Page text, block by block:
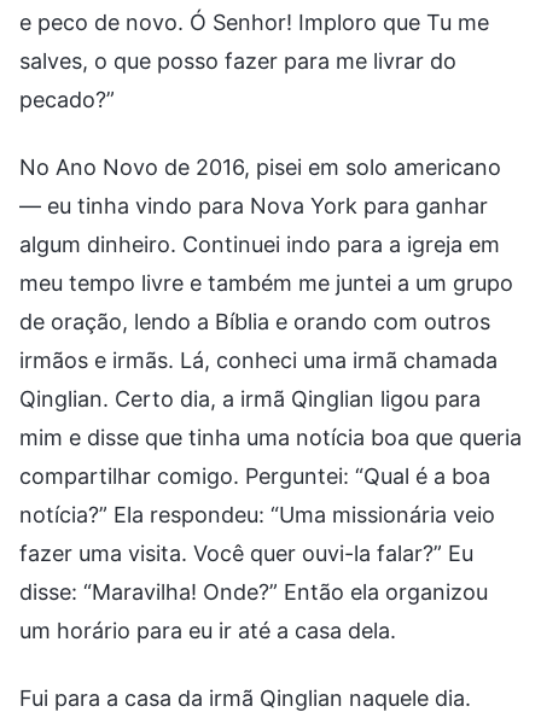
e peco de novo. Ó Senhor! Imploro que Tu me
salves, o que posso fazer para me livrar do
pecado?”
No Ano Novo de 2016, pisei em solo americano
— eu tinha vindo para Nova York para ganhar
algum dinheiro. Continuei indo para a igreja em
meu tempo livre e também me juntei a um grupo
de oração, lendo a Bíblia e orando com outros
irmãos e irmãs. Lá, conheci uma irmã chamada
Qinglian. Certo dia, a irmã Qinglian ligou para
mim e disse que tinha uma notícia boa que queria
compartilhar comigo. Perguntei: “Qual é a boa
notícia?” Ela respondeu: “Uma missionária veio
fazer uma visita. Você quer ouvi-la falar?” Eu
disse: “Maravilha! Onde?” Então ela organizou
um horário para eu ir até a casa dela.
Fui para a casa da irmã Qinglian naquele dia.